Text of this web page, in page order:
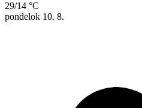
29/14 °C
pondelok 10. 8.